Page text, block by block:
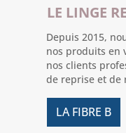
LE LINGE
Depuis 2015,
nos produits en
nos clients
de reprise et de
LA FIBRE B